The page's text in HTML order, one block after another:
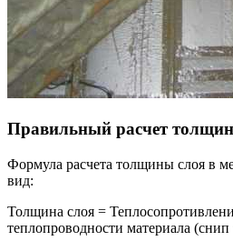
Правильный расчет
Формула расчета толщины слоя в
вид:
Толщина слоя =
теплопроводности материала